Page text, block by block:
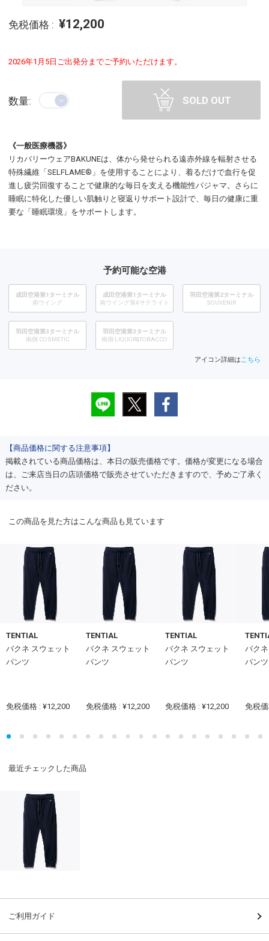
免税価格 : ¥12,200
2026年1月5日ご出発分までご予約いただけます。
数量: SOLD OUT
《一般医療機器》
リカバリーウェアBAKUNEは、体から発せられる遠赤外線を輻射させる
特殊繊維「SELFLAME®」を使用することにより、着るだけで血行を促
進し疲労回復することで健康的な毎日を支える機能性パジャマ。さらに
睡眠に特化した優しい肌触りと寝返りサポート設計で、毎日の健康に重
要な「睡眠環境」をサポートします。
予約可能な空港
成田空港第1ターミナル
南ウイング
成田空港第1ターミナル
南ウイング第4サテライト
羽田空港第2ターミナル
SOUVENIR
羽田空港第3ターミナル
南側 COSMETIC
羽田空港第3ターミナル
南側 LIQUOR&TOBACCO
アイコン詳細は こちら
【商品価格に関する注意事項】
掲載されている商品価格は、本日の販売価格です。価格が変更になる場合
は、ご来店当日の店頭価格で販売させていただきますので、予めご了承く
ださい。
この商品を見た方はこんな商品も見ています
TENTIAL
バクネ スウェット
パンツ
免税価格 : ¥12,200
TENTIAL
バクネ スウェット
パンツ
免税価格 : ¥12,200
TENTIAL
バクネ スウェット
パンツ
免税価格 : ¥12,200
バク
パンツ
免税
最近チェックした商品
ご利用ガイド